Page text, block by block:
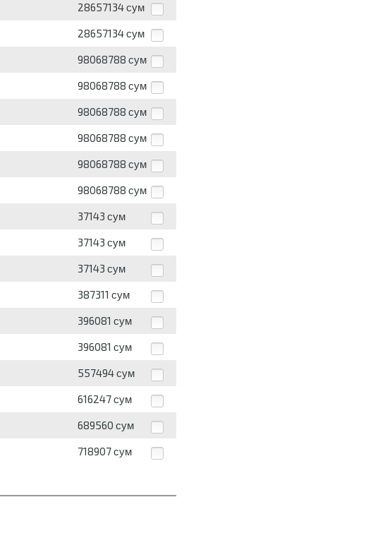
28657134 сум
28657134 сум
98068788 сум
98068788 сум
98068788 сум
98068788 сум
98068788 сум
98068788 сум
37143 сум
37143 сум
37143 сум
387311 сум
396081 сум
396081 сум
557494 сум
616247 сум
689560 сум
718907 сум